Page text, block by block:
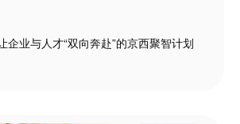
企业与人才“双向奔赴”的京西聚智计划